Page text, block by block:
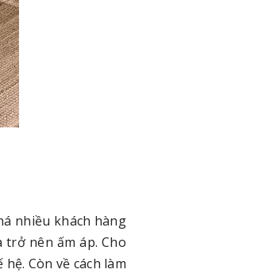
nhiều khách hàng
nên ấm áp. Cho
Còn về cách làm